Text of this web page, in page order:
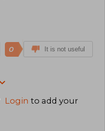
0 It is not useful
Login to add your